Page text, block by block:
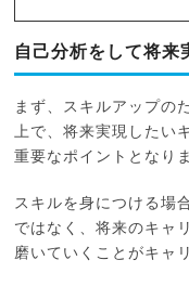
自己分析をして将来
まず、スキルアップの
上で、将来実現したい
重要なポイントとなり
スキルを身につける場
ではなく、将来のキャ
磨いていくことがキャ